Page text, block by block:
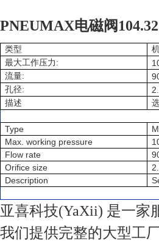
PNEUMAX电磁阀
类型
最大工作压力 :
流量:
孔径:
描述
Type
Max. working pressure
Flow rate
Orifice size
Description
亚喜科技(YaXii) 是一家
我们提供完整的大型工